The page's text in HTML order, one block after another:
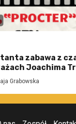
zabawa z
Joachima
Grabowska